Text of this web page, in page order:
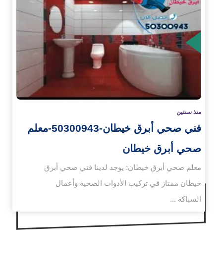
منذ سنتين
فني صحي أبرق خيطان-50300943-معلم
صحي أبرق خيطان
معلم صحي أبرق خيطان: يوجد لدينا فني صحي أبرق
خيطان ممتاز في تركيب الأدوات الصحية وأعمال
السباكة ...